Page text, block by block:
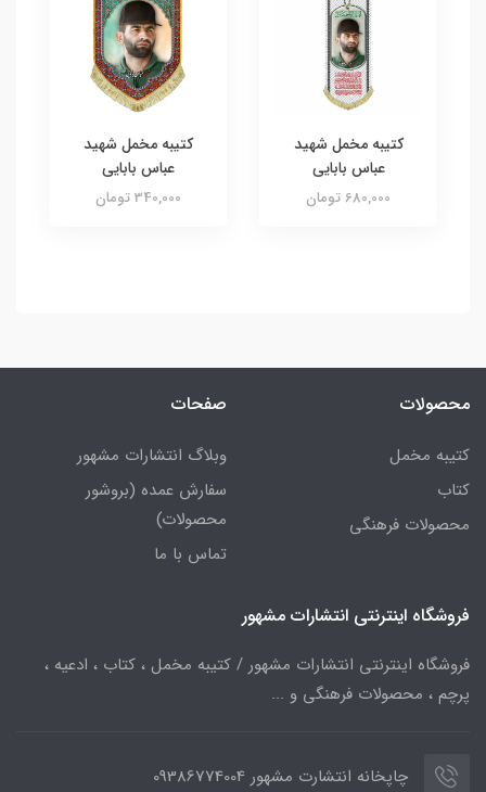
کتیبه مخمل شهید
عباس بابایی
680,000 تومان
کتیبه مخمل شهید
عباس بابایی
340,000 تومان
محصولات
کتیبه مخمل
کتاب
محصولات فرهنگی
صفحات
وبلاگ انتشارات مشهور
سفارش عمده (بروشور
محصولات)
تماس با ما
فروشگاه اینترنتی انتشارات مشهور
فروشگاه اینترنتی انتشارات مشهور / کتیبه مخمل ، کتاب ، ادعیه ،
پرچم ، محصولات فرهنگی و ...
چاپخانه انتشارت مشهور 09386774004